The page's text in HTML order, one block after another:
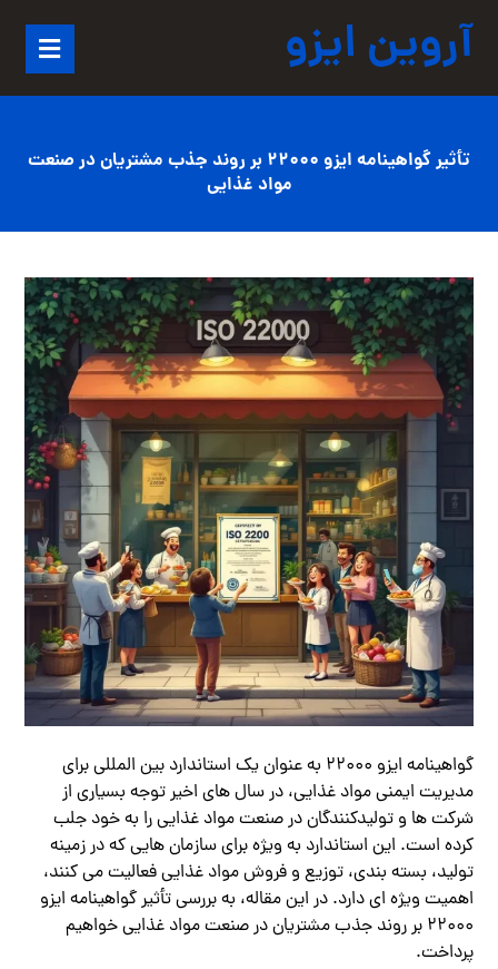
آروین ایزو
تأثیر گواهینامه ایزو 22000 بر روند جذب مشتریان در صنعت
مواد غذایی
گواهینامه ایزو 22000 به عنوان یک استاندارد بین المللی برای
مدیریت ایمنی مواد غذایی، در سال های اخیر توجه بسیاری از
شرکت ها و تولیدکنندگان در صنعت مواد غذایی را به خود جلب
کرده است. این استاندارد به ویژه برای سازمان هایی که در زمینه
تولید، بسته بندی، توزیع و فروش مواد غذایی فعالیت می کنند،
اهمیت ویژه ای دارد. در این مقاله، به بررسی تأثیر گواهینامه ایزو
22000 بر روند جذب مشتریان در صنعت مواد غذایی خواهیم
پرداخت.